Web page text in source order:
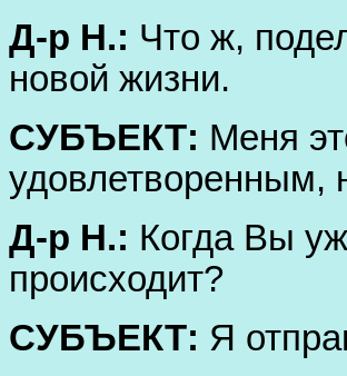
Д-р Н.: Что ж,
новой жизни.
СУБЪЕКТ: Меня
удовлетворенным,
Д-р Н.: Когда Вы
происходит?
СУБЪЕКТ: Я